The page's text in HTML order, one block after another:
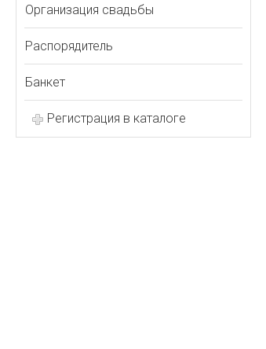
Организация свадьбы
Распорядитель
Банкет
Регистрация в каталоге